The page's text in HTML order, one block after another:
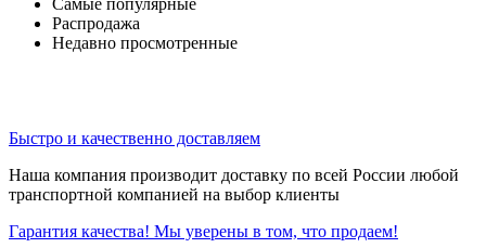
Распродажа
Недавно просмотренные
Быстро и качественно доставляем
Наша компания производит доставку по всей России любой
транспортной компанией на выбор клиенты
Гарантия качества! Мы уверены в том, что продаем!